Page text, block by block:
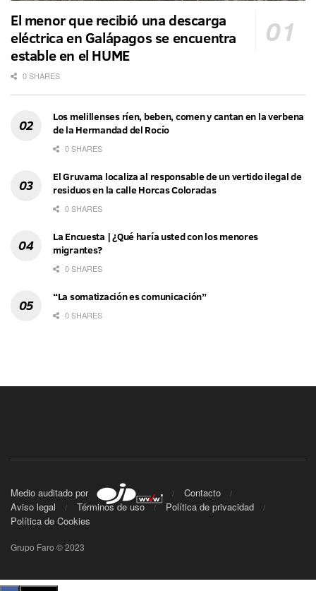
El menor que recibió una descarga
eléctrica en Galápagos se encuentra
estable en el HUME
0 SHARES
Los melillenses ríen, beben, comen y cantan en la verbena
de la Hermandad del Rocío
0 SHARES
El Gruvama localiza al responsable de un vertido ilegal de
residuos en la calle Horcas Coloradas
0 SHARES
La Encuesta | ¿Qué haría usted con los menores
migrantes?
0 SHARES
“La somatización es comunicación”
0 SHARES
Medio auditado por
Contacto
Aviso legal
Términos de uso
Política de privacidad
Política de Cookies
Grupo Faro © 2023